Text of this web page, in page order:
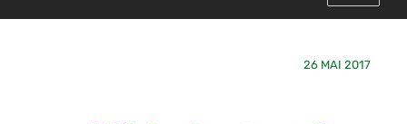
26 MAI 2017